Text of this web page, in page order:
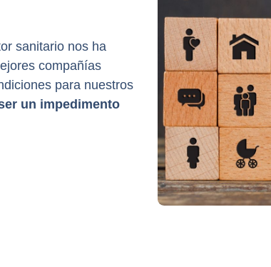
sanitario nos ha
compañías
para nuestros
un impedimento